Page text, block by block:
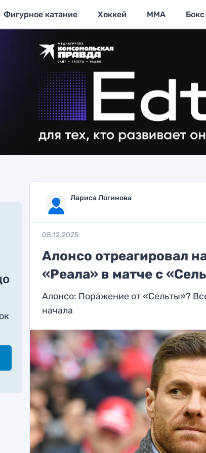
Фигурное катание Хоккей MMA Бокс
Лариса Логинова
08.12.2025
Алонсо отреагировал
«Реала» в матче с
Алонсо: Поражение от «Сельты»?
начала